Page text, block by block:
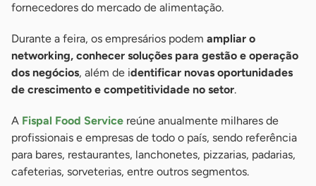
fornecedores do mercado de alimentação.
Durante a feira, os empresários podem ampliar o
networking, conhecer soluções para gestão e operação
dos negócios, além de identificar novas oportunidades
de crescimento e competitividade no setor.
A Fispal Food Service reúne anualmente milhares de
profissionais e empresas de todo o país, sendo referência
para bares, restaurantes, lanchonetes, pizzarias, padarias,
cafeterias, sorveterias, entre outros segmentos.